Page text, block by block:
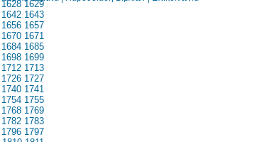
1628 1629
1642 1643
1656 1657
1670 1671
1684 1685
1698 1699
1712 1713
1726 1727
1740 1741
1754 1755
1768 1769
1782 1783
1796 1797